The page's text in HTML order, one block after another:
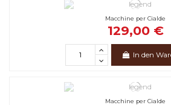
Macchine per Cialde
129,00 €
In den
Macchine per Cialde